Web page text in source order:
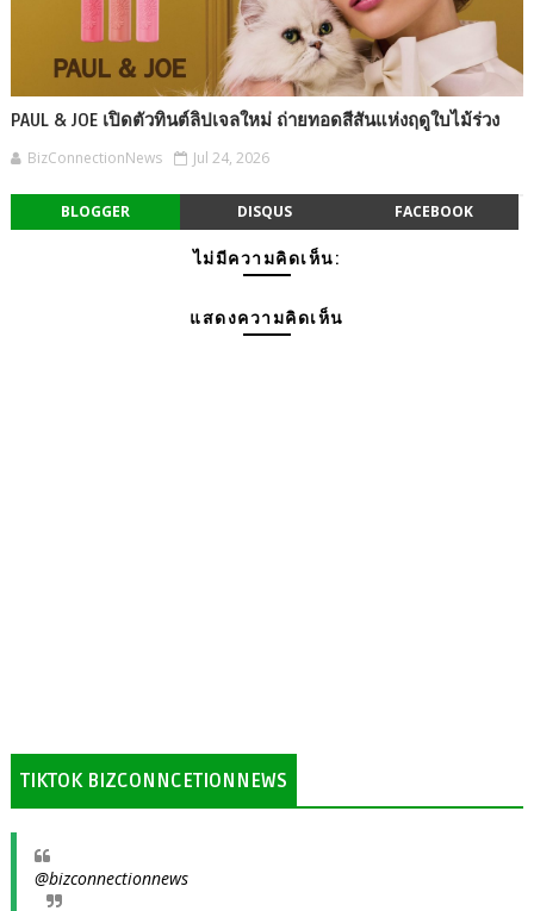
PAUL & JOE เปิดตัวทินต์ลิปเจลใหม่ ถ่ายทอดสีสันแห่งฤดูใบไม้ร่วง
BizConnectionNews Jul 24, 2026
BLOGGER DISQUS FACEBOOK
ไม่มีความคิดเห็น:
แสดงความคิดเห็น
TIKTOK BIZCONNCETIONNEWS
@bizconnectionnews